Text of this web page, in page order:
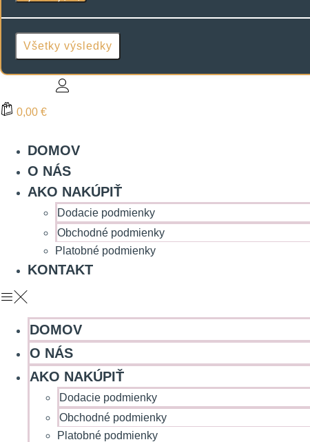
Všetky výsledky
0,00 €
DOMOV
O NÁS
AKO NAKÚPIŤ
Dodacie podmienky
Obchodné podmienky
Platobné podmienky
KONTAKT
DOMOV
O NÁS
AKO NAKÚPIŤ
Dodacie podmienky
Obchodné podmienky
Platobné podmienky